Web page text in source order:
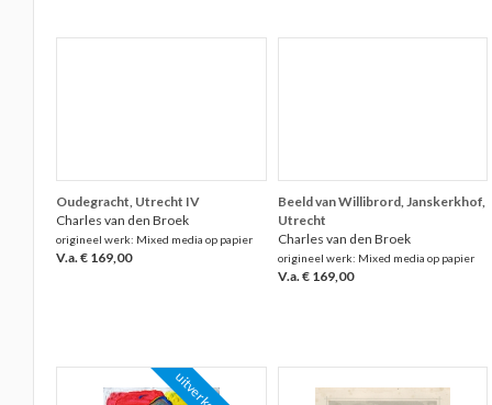
Oudegracht, Utrecht IV
Charles van den Broek
origineel werk: Mixed media op papier
V.a. € 169,00
Beeld van Willibrord, Janskerkhof,
Utrecht
Charles van den Broek
origineel werk: Mixed media op papier
V.a. € 169,00